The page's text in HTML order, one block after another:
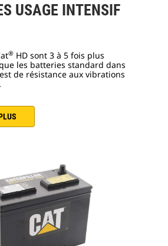
USAGE INTENSIF
® HD sont 3 à 5 fois plus
les batteries standard dans
de résistance aux vibrations